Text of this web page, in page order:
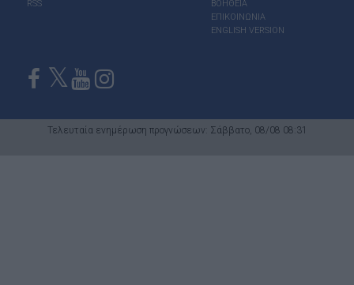
RSS
ΒΟΗΘΕΙΑ
ΕΠΙΚΟΙΝΩΝΙΑ
ENGLISH VERSION
Τελευταία ενημέρωση προγνώσεων: Σάββατο, 08/08 08:31